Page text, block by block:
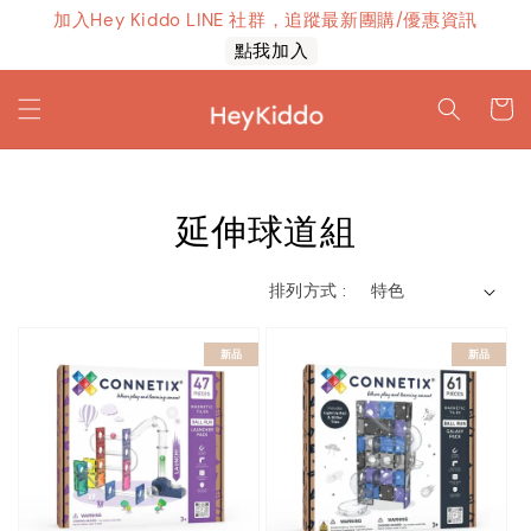
加入Hey Kiddo LINE 社群，追蹤最新團購/優惠資訊
點我加入
延伸球道組
排列方式 :
新品 新品